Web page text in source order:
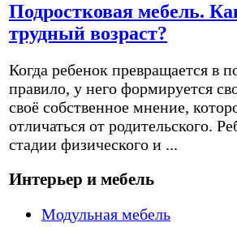
Подростковая мебель.
трудный возраст?
Когда ребенок превращается в
правило, у него формируется
своё собственное мнение,
отличаться от родительского.
стадии физического и ...
Интерьер и мебель
Модульная мебель